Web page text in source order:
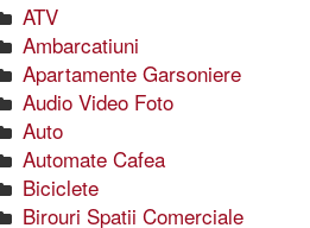
ATV
Ambarcatiuni
Apartamente Garsoniere
Audio Video Foto
Auto
Automate Cafea
Biciclete
Birouri Spatii Comerciale